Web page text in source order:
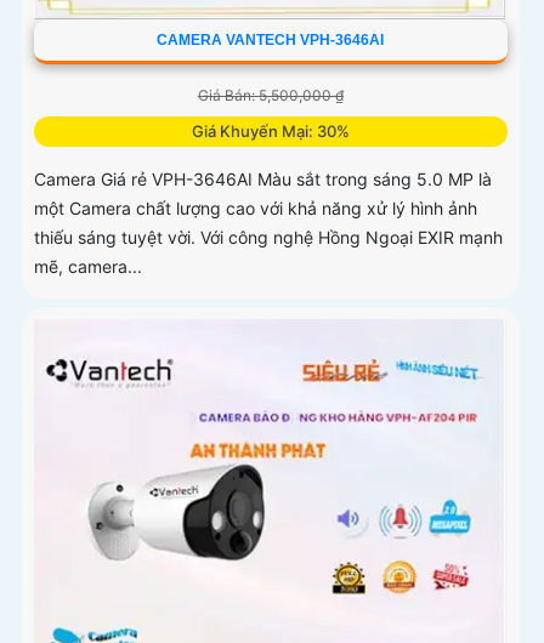
CAMERA VANTECH VPH-3646AI
Giá Bán: 5,500,000 ₫
Giá Khuyến Mại: 30%
Camera Giá rẻ VPH-3646AI Màu sắt trong sáng 5.0 MP là
một Camera chất lượng cao với khả năng xử lý hình ảnh
thiếu sáng tuyệt vời. Với công nghệ Hồng Ngoại EXIR mạnh
mẽ, camera...